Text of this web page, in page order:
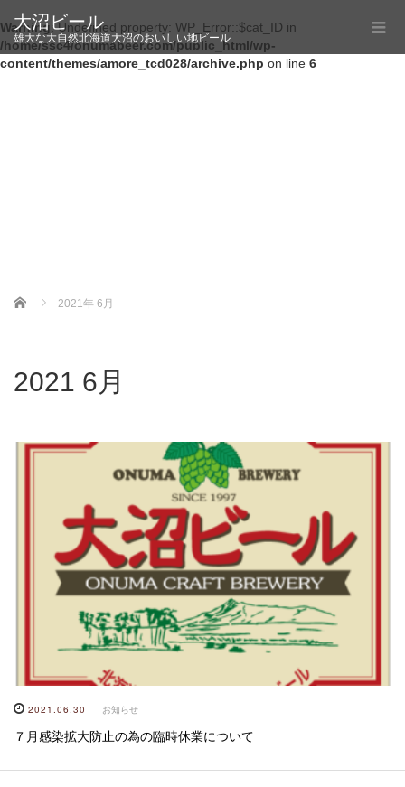
大沼ビール
雄大な大自然北海道大沼のおいしい地ビール
Warning: Undefined property: WP_Error::$cat_ID in
/home/ssc4/onumabeer.com/public_html/wp-
content/themes/amore_tcd028/archive.php on line 6
Home 2021年 6月
2021 6月
2021.06.30 お知らせ
７月感染拡大防止の為の臨時休業について